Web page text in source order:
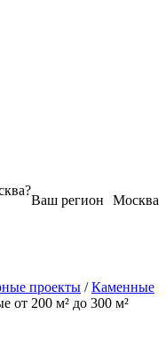
Москва
Ваш регион
?
проекты /Каменные
от 200 м² до 300 м²